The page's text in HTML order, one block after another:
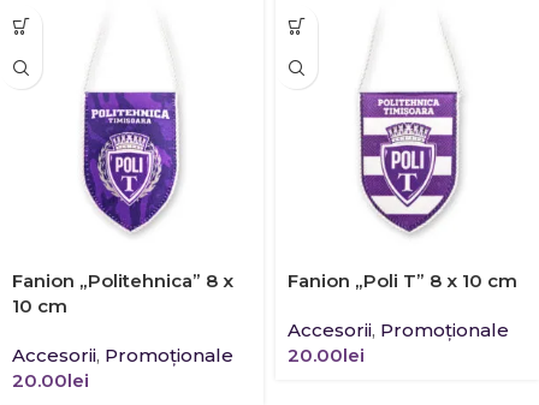
Fanion „Politehnica” 8 x
10 cm
Accesorii, Promoţionale
20.00lei
Fanion „Poli T” 8 x 10 cm
Accesorii, Promoţionale
20.00lei